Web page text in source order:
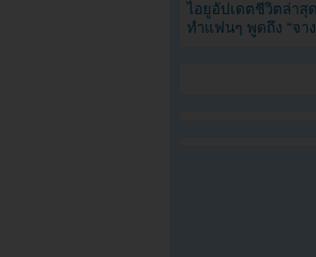
ไอยูอัปเดตชีวิตล่าสุ
ทำแฟนๆ พูดถึง “จา